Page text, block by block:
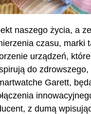
naszego życia, a
czasu, marki
urządzeń,
do zdrowszego,
Garett,
z dumą